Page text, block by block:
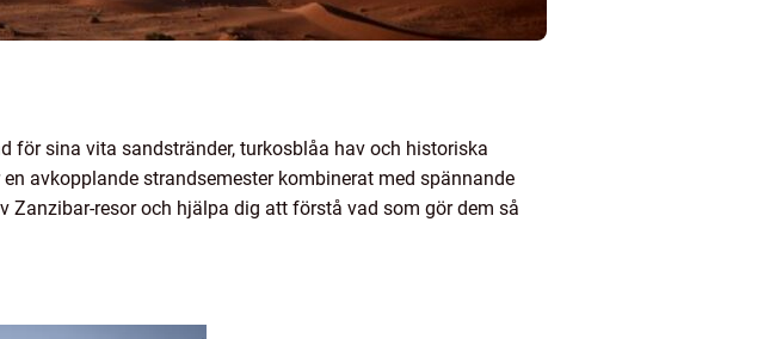
för sina vita sandstränder, turkosblåa hav och historiska
avkopplande strandsemester kombinerat med spännande
Zanzibar-resor och hjälpa dig att förstå vad som gör dem så